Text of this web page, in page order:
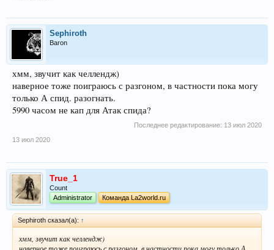
Sephiroth
Baron
хмм, звучит как челлендж)
наверное тоже поиграюсь с разгоном, в частности пока могу
только А спид. разогнать.
5990 часом не кап для Атак спида?
Последнее редактирование: 13 июл 2020
13 июл 2020
True_1
Count
Administrator
Команда La2world.ru
Sephiroth сказал(а): ↑
хмм, звучит как челлендж)